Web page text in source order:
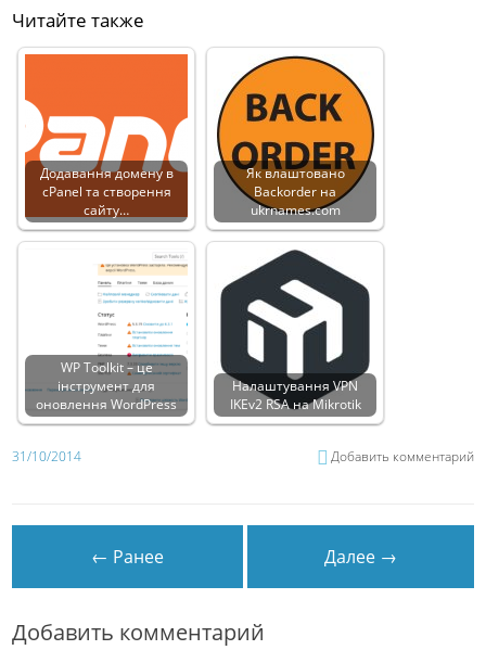
Читайте также
Додавання домену в
cPanel та створення
сайту…
Як влаштовано
Backorder на
ukrnames.com
WP Toolkit – це
інструмент для
оновлення WordPress
Налаштування VPN
IKEv2 RSA на Mikrotik
31/10/2014 Добавить комментарий
← Ранее Далее →
Добавить комментарий